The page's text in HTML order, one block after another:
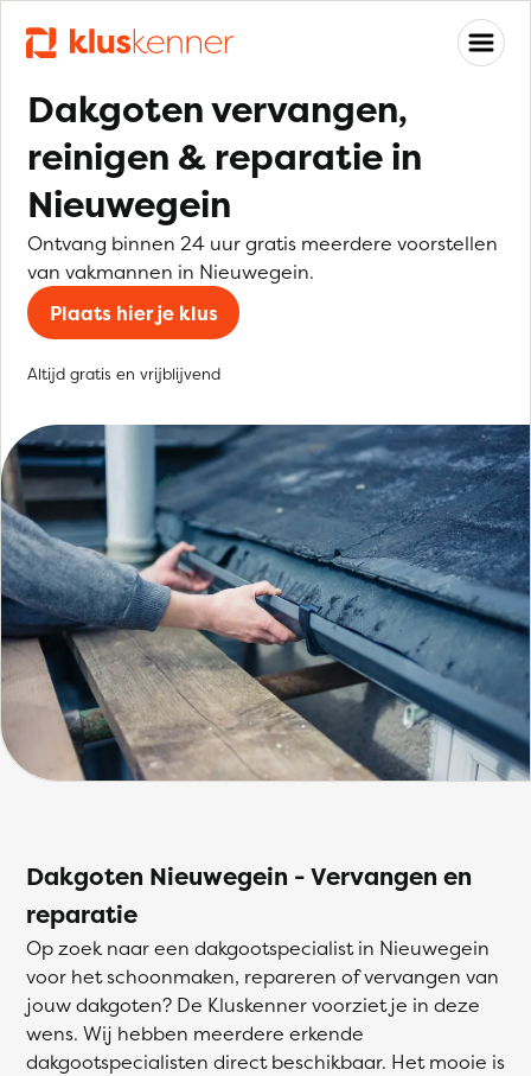
Dakgoten vervangen,
reinigen & reparatie in
Nieuwegein
Ontvang binnen 24 uur gratis meerdere voorstellen
van vakmannen in Nieuwegein.
Plaats hier je klus
Altijd gratis en vrijblijvend
Dakgoten Nieuwegein - Vervangen en
reparatie
Op zoek naar een dakgootspecialist in Nieuwegein
voor het schoonmaken, repareren of vervangen van
jouw dakgoten? De Kluskenner voorziet je in deze
wens. Wij hebben meerdere erkende
dakgootspecialisten direct beschikbaar. Het mooie is